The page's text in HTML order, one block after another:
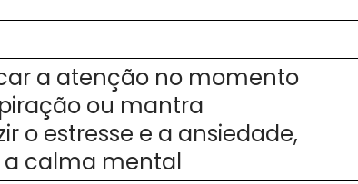
a atenção no momento
ou mantra
o estresse e a ansiedade,
calma mental